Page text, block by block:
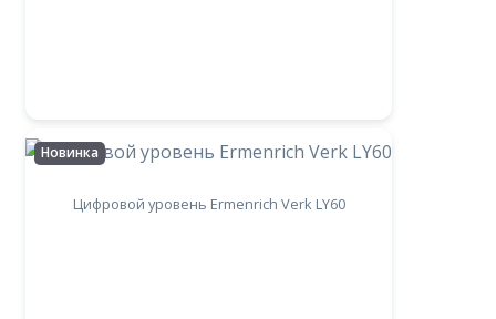
Новинка
Цифровой уровень Ermenrich Verk LY60